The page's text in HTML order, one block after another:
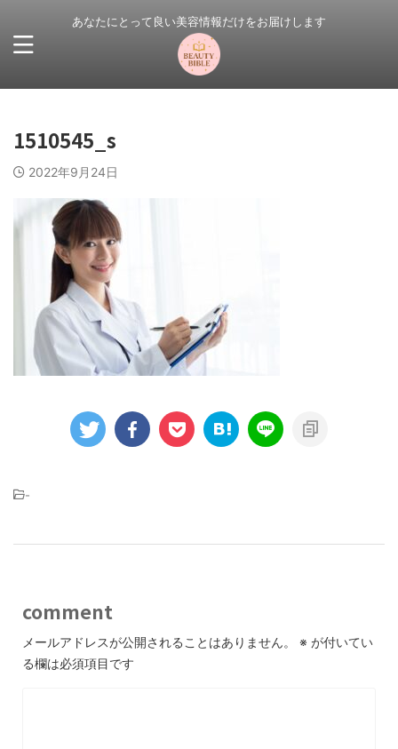
あなたにとって良い美容情報だけをお届けします
1510545_s
2022年9月24日
-
comment
メールアドレスが公開されることはありません。 ※ が付いてい
る欄は必須項目です